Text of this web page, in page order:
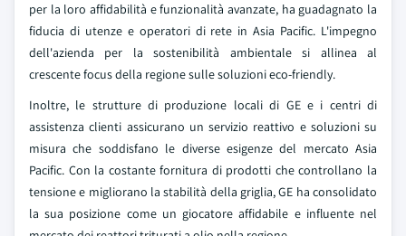
per la loro affidabilità e funzionalità avanzate, ha guadagnato la
fiducia di utenze e operatori di rete in Asia Pacific. L'impegno
dell'azienda per la sostenibilità ambientale si allinea al
crescente focus della regione sulle soluzioni eco-friendly.
Inoltre, le strutture di produzione locali di GE e i centri di
assistenza clienti assicurano un servizio reattivo e soluzioni su
misura che soddisfano le diverse esigenze del mercato Asia
Pacific. Con la costante fornitura di prodotti che controllano la
tensione e migliorano la stabilità della griglia, GE ha consolidato
la sua posizione come un giocatore affidabile e influente nel